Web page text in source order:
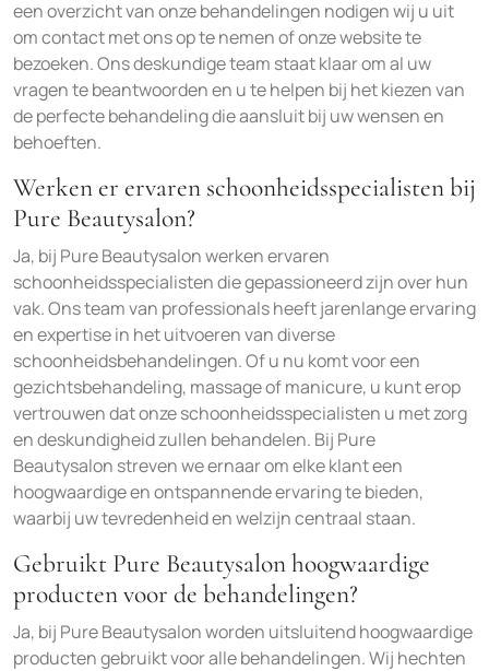
een overzicht van onze behandelingen nodigen wij u uit
om contact met ons op te nemen of onze website te
bezoeken. Ons deskundige team staat klaar om al uw
vragen te beantwoorden en u te helpen bij het kiezen van
de perfecte behandeling die aansluit bij uw wensen en
behoeften.
Werken er ervaren schoonheidsspecialisten bij
Pure Beautysalon?
Ja, bij Pure Beautysalon werken ervaren
schoonheidsspecialisten die gepassioneerd zijn over hun
vak. Ons team van professionals heeft jarenlange ervaring
en expertise in het uitvoeren van diverse
schoonheidsbehandelingen. Of u nu komt voor een
gezichtsbehandeling, massage of manicure, u kunt erop
vertrouwen dat onze schoonheidsspecialisten u met zorg
en deskundigheid zullen behandelen. Bij Pure
Beautysalon streven we ernaar om elke klant een
hoogwaardige en ontspannende ervaring te bieden,
waarbij uw tevredenheid en welzijn centraal staan.
Gebruikt Pure Beautysalon hoogwaardige
producten voor de behandelingen?
Ja, bij Pure Beautysalon worden uitsluitend hoogwaardige
producten gebruikt voor alle behandelingen. Wij hechten